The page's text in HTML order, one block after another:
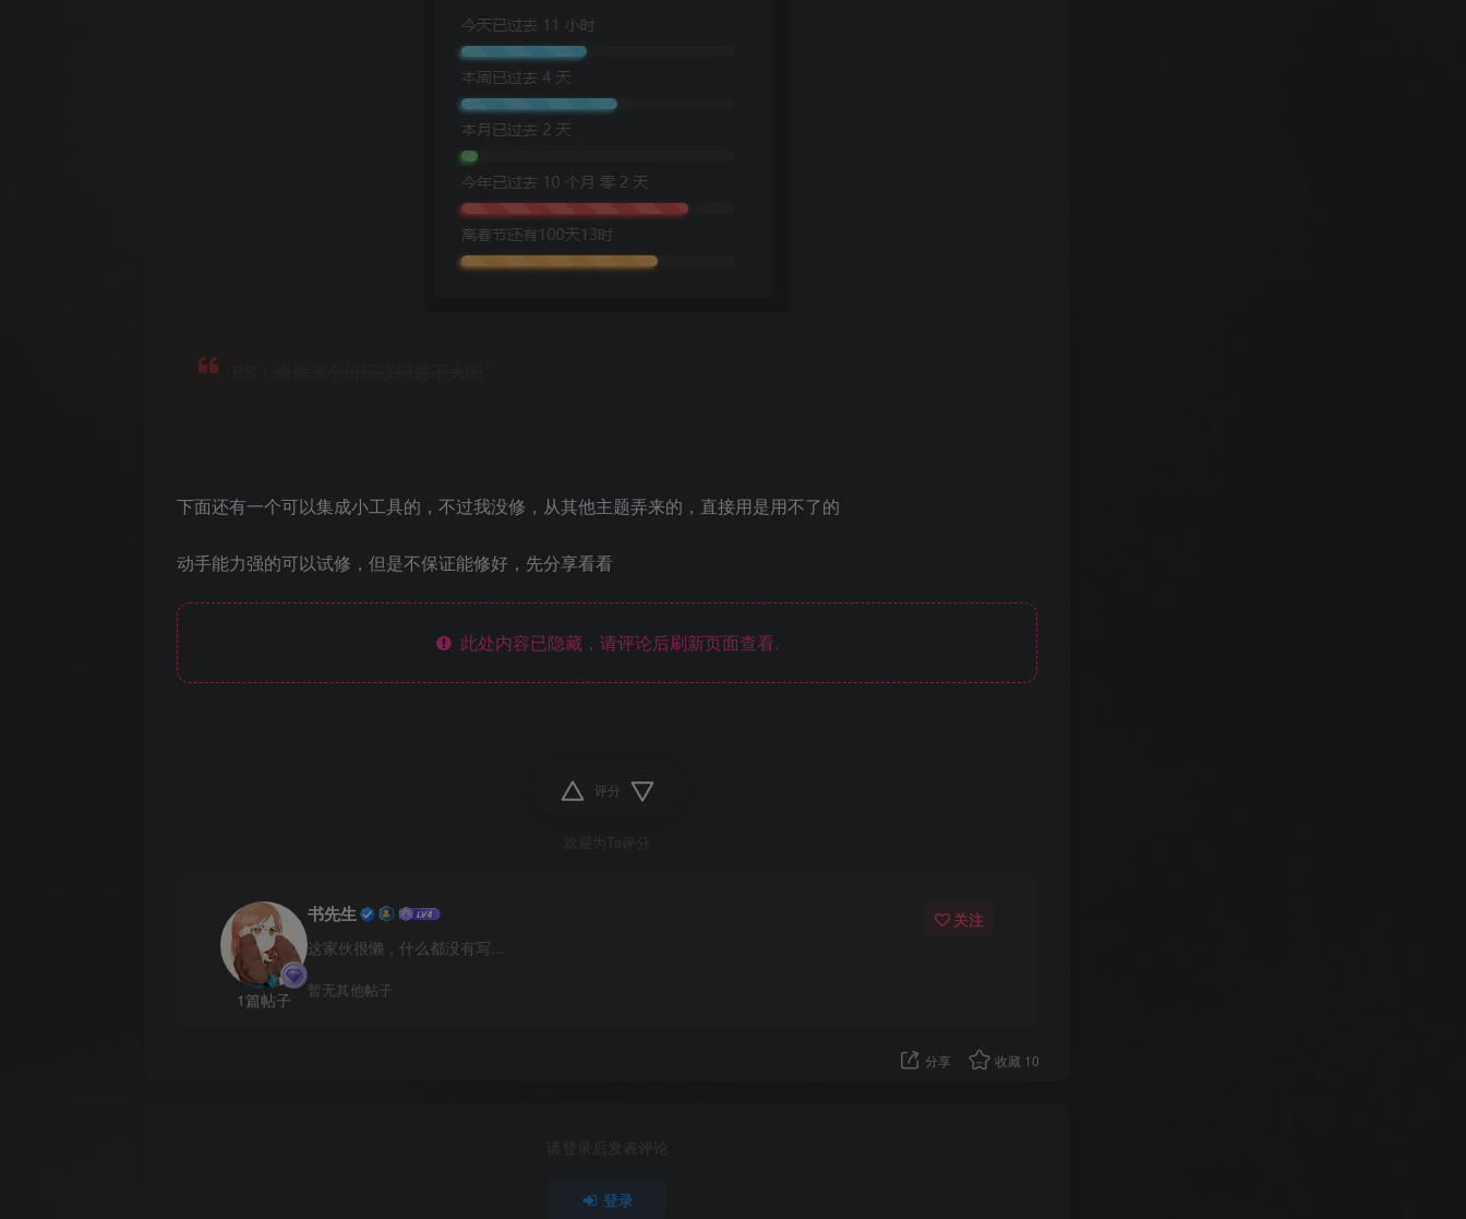
下面还有一个可以集成小工具的，不过我没修，从其他主题弄来的，直接用是用不了的
动手能力强的可以试修，但是不保证能修好，先分享看看
此处内容已隐藏，请评论后刷新页面查看.
评分
欢迎为Ta评分
1篇帖子
书先生
这家伙很懒，什么都没有写...
关注
暂无其他帖子
分享 收藏 10
请登录后发表评论
登录